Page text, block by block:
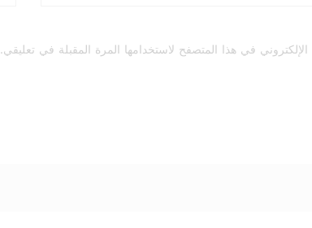
في هذا المتصفح لاستخدامها المرة المقبلة في تعليقي.